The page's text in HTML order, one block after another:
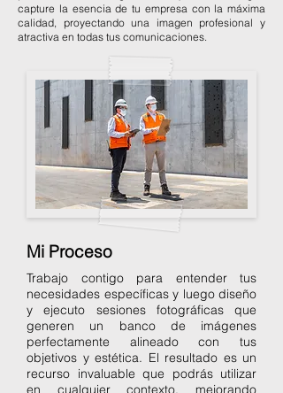
capture la esencia de tu empresa con la máxima
calidad, proyectando una imagen profesional y
atractiva en todas tus comunicaciones.
Mi Proceso
Trabajo contigo para entender tus
necesidades específicas y luego diseño
y ejecuto sesiones fotográficas que
generen un banco de imágenes
perfectamente alineado con tus
objetivos y estética. El resultado es un
recurso invaluable que podrás utilizar
en cualquier contexto, mejorando